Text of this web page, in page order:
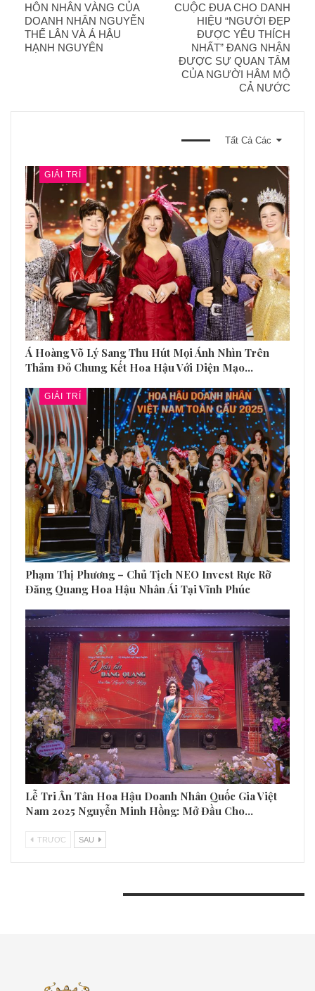
HÔN NHÂN VÀNG CỦA
DOANH NHÂN NGUYỄN
THẾ LÂN VÀ Á HẬU
HẠNH NGUYÊN
CUỘC ĐUA CHO DANH
HIỆU “NGƯỜI ĐẸP
ĐƯỢC YÊU THÍCH
NHẤT” ĐANG NHẬN
ĐƯỢC SỰ QUAN TÂM
CỦA NGƯỜI HÂM MỘ
CẢ NƯỚC
Tất Cả Các
GIẢI TRÍ
Á Hoàng Võ Lý Sang Thu Hút Mọi Ánh Nhìn Trên
Thảm Đỏ Chung Kết Hoa Hậu Với Diện Mạo…
GIẢI TRÍ
Phạm Thị Phương – Chủ Tịch NEO Invest Rực Rỡ
Đăng Quang Hoa Hậu Nhân Ái Tại Vĩnh Phúc
Lễ Tri Ân Tân Hoa Hậu Doanh Nhân Quốc Gia Việt
Nam 2025 Nguyễn Minh Hồng: Mở Đầu Cho…
TRƯƠC SAU